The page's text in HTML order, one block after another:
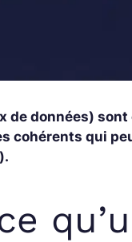
de données)
cohérents qui